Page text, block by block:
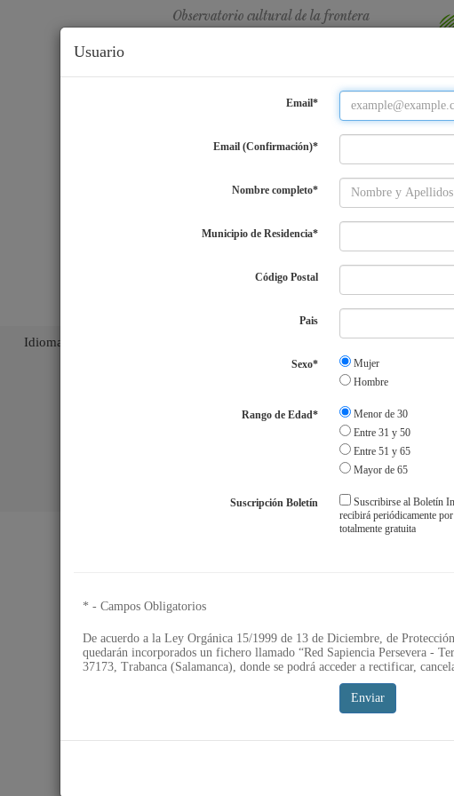
Usuario
Email*
Email (Confirmación)*
Nombre completo*
Municipio de Residencia*
Código Postal
Pais
Sexo*
Mujer
Hombre
Rango de Edad*
Menor de 30
Entre 31 y 50
Entre 51 y 65
Mayor de 65
Suscripción Boletín
Suscribirse al Boletín
recibirá periódicamente
totalmente gratuita
* - Campos Obligatorios
De acuerdo a la Ley Orgánica 15/1999 de 13 de Diciembre, de
quedarán incorporados un fichero llamado “Red Sapiencia Persevera -
37173, Trabanca (Salamanca), donde se podrá acceder a rectificar,
Enviar
Email
Idiomas
Aviso Legal Sobre